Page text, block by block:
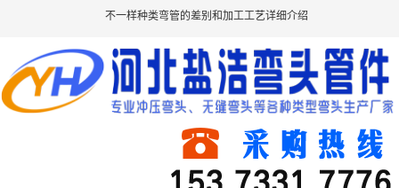
不一样种类弯管的差别和加工工艺详细介绍